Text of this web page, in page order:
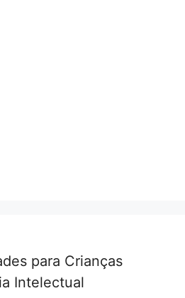
para Crianças
Intelectual